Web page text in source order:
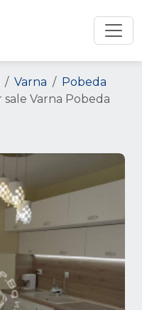
Varna
Pobeda
Varna Pobeda